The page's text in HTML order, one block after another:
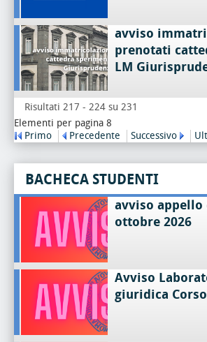
avviso
prenotati
LM
Risultati 217 - 224 su 231
Elementi per pagina 8
Primo
Precedente Successivo
BACHECA STUDENTI
avviso appello
ottobre 2026
Avviso
giuridica